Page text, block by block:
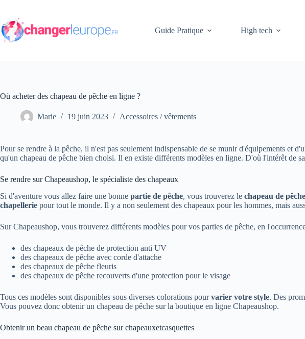
contenu
Guide Pratique
High tech
Où acheter des chapeau de pêche en ligne ?
Marie 19 juin 2023 Accessoires / vêtements
Pour se rendre à la pêche, il n'est pas seulement indispensable de se munir d'équipements
qu'un chapeau de pêche bien choisi. Il en existe différents modèles en ligne. D'où l'intérêt de
Se rendre sur Chapeaushop, le spécialiste des chapeaux
Si d'aventure vous allez faire une bonne partie de pêche, vous trouverez le chapeau de pêche
chapellerie pour tout le monde. Il y a non seulement des chapeaux pour les hommes, mais
Sur Chapeaushop, vous trouverez différents modèles pour vos parties de pêche, en
des chapeaux de pêche de protection anti UV
des chapeaux de pêche avec corde d'attache
des chapeaux de pêche fleuris
des chapeaux de pêche recouverts d'une protection pour le visage
Tous ces modèles sont disponibles sous diverses colorations pourvarier votre style. Des
Vous pouvez donc obtenir un chapeau de pêche sur la boutique en ligne Chapeaushop.
Obtenir un beau chapeau de pêche sur chapeauxetcasquettes